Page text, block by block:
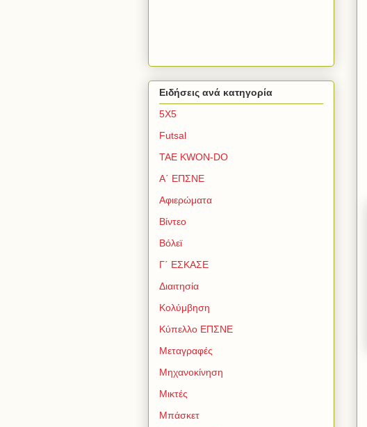
Ειδήσεις ανά κατηγορία
5Χ5
Futsal
TAE KWON-DO
Α΄ ΕΠΣΝΕ
Αφιερώματα
Βίντεο
Βόλεϊ
Γ΄ ΕΣΚΑΣΕ
Διαιτησία
Κολύμβηση
Κύπελλο ΕΠΣΝΕ
Μεταγραφές
Μηχανοκίνηση
Μικτές
Μπάσκετ